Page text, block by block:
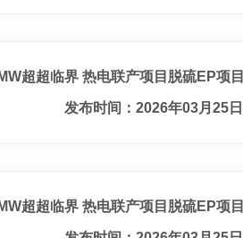
超超临界 热电联产项目脱硫EP项目
发布时间：2026年03月25日
超超临界 热电联产项目脱硫EP项目